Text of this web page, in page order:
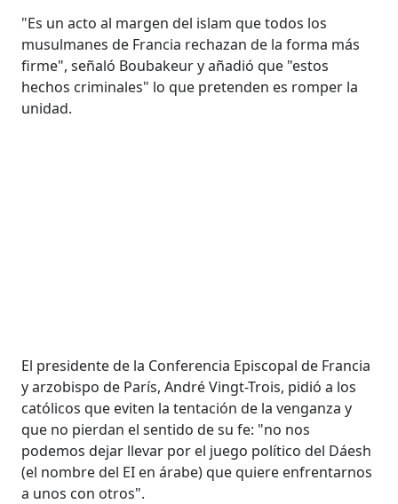
"Es un acto al margen del islam que todos los
musulmanes de Francia rechazan de la forma más
firme", señaló Boubakeur y añadió que "estos
hechos criminales" lo que pretenden es romper la
unidad.
El presidente de la Conferencia Episcopal de Francia
y arzobispo de París, André Vingt-Trois, pidió a los
católicos que eviten la tentación de la venganza y
que no pierdan el sentido de su fe: "no nos
podemos dejar llevar por el juego político del Dáesh
(el nombre del EI en árabe) que quiere enfrentarnos
a unos con otros".